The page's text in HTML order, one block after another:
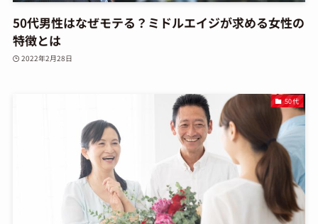
50代男性はなぜモテる？ミドルエイジが求める女性の
特徴とは
2022年2月28日
50代